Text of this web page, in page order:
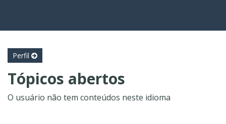
Perfil
Tópicos abertos
O usuário não tem conteúdos neste idioma